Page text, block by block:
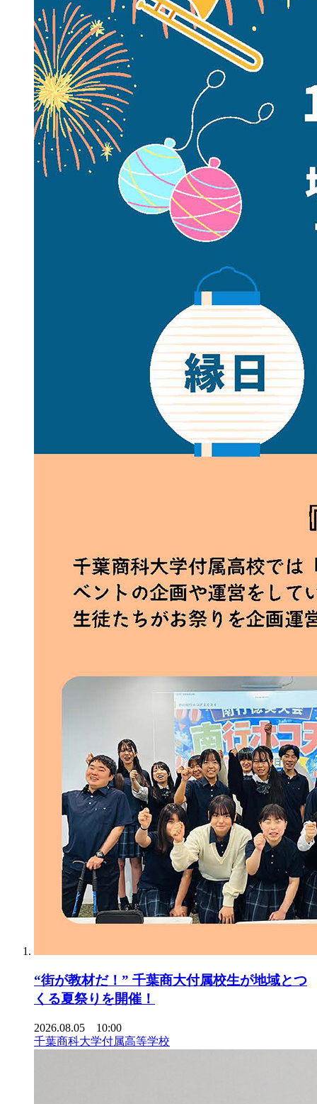
“街が教材だ！” 千葉商大付属校生が地域とつ
くる夏祭りを開催！
2026.08.05 10:00
千葉商科大学付属高等学校